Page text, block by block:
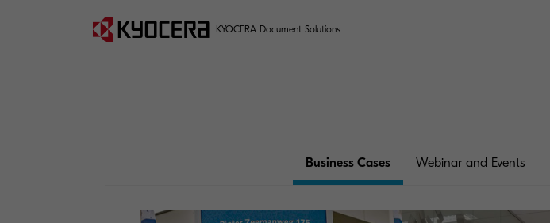
KYOCERA Document Solutions
Business Cases Webinar and Events